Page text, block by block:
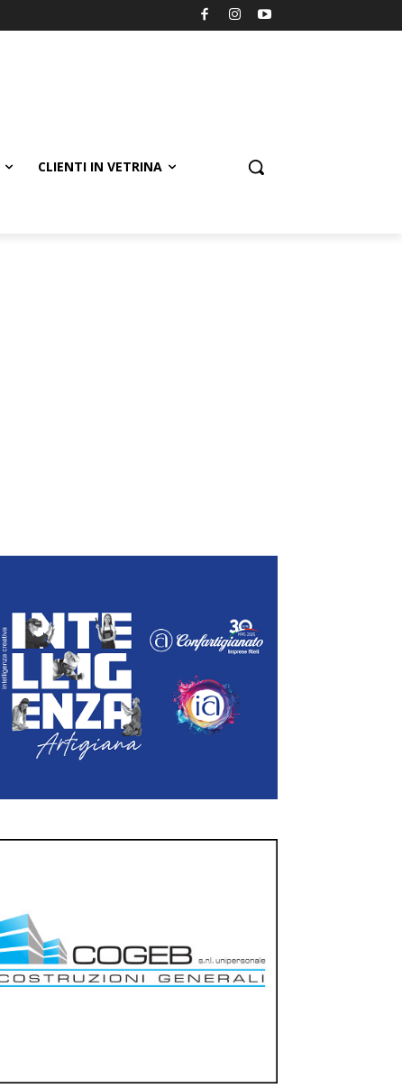
CLIENTI IN VETRINA